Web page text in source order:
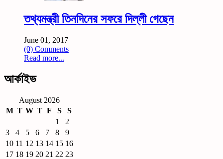
তথ্যমন্ত্রী তিনদিনের সফরে দিল্লী গেছেন
June 01, 2017
(0) Comments
Read more...
আর্কাইভ
August 2026
M T W T F S
S
1
2
3
4 5 6 7 8
9
10 11 12 13 14 15 16
17 18 19 20 21 22 23